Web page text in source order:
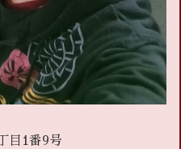
目1番9号